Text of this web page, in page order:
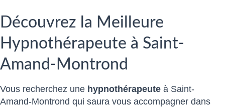
Découvrez la Meilleure
Hypnothérapeute à Saint-
Amand-Montrond
Vous recherchez une hypnothérapeute à Saint-
Amand-Montrond qui saura vous accompagner dans